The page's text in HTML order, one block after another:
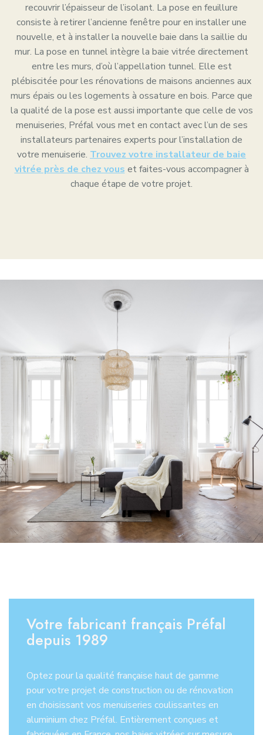
recouvrir l’épaisseur de l’isolant. La pose en feuillure
consiste à retirer l’ancienne fenêtre pour en installer une
nouvelle, et à installer la nouvelle baie dans la saillie du
mur. La pose en tunnel intègre la baie vitrée directement
entre les murs, d’où l’appellation tunnel. Elle est
plébiscitée pour les rénovations de maisons anciennes aux
murs épais ou les logements à ossature en bois. Parce que
la qualité de la pose est aussi importante que celle de vos
menuiseries, Préfal vous met en contact avec l’un de ses
installateurs partenaires experts pour l’installation de
votre menuiserie. Trouvez votre installateur de baie
vitrée près de chez vous et faites-vous accompagner à
chaque étape de votre projet.
Votre fabricant français Préfal
depuis 1989
Optez pour la qualité française haut de gamme
pour votre projet de construction ou de rénovation
en choisissant vos menuiseries coulissantes en
aluminium chez Préfal. Entièrement conçues et